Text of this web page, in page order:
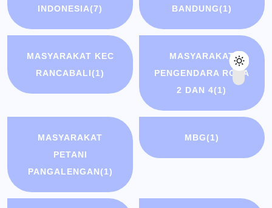
INDONESIA(7)
BANDUNG(1)
MASYARAKAT KEC
RANCABALI(1)
MASYARAKAT
PENGENDARA RODA
2 DAN 4(1)
MASYARAKAT
PETANI
PANGALENGAN(1)
MBG(1)